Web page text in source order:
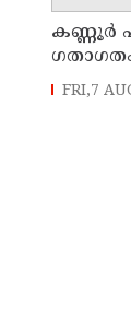
കണ്ണൂർ
FRI,7